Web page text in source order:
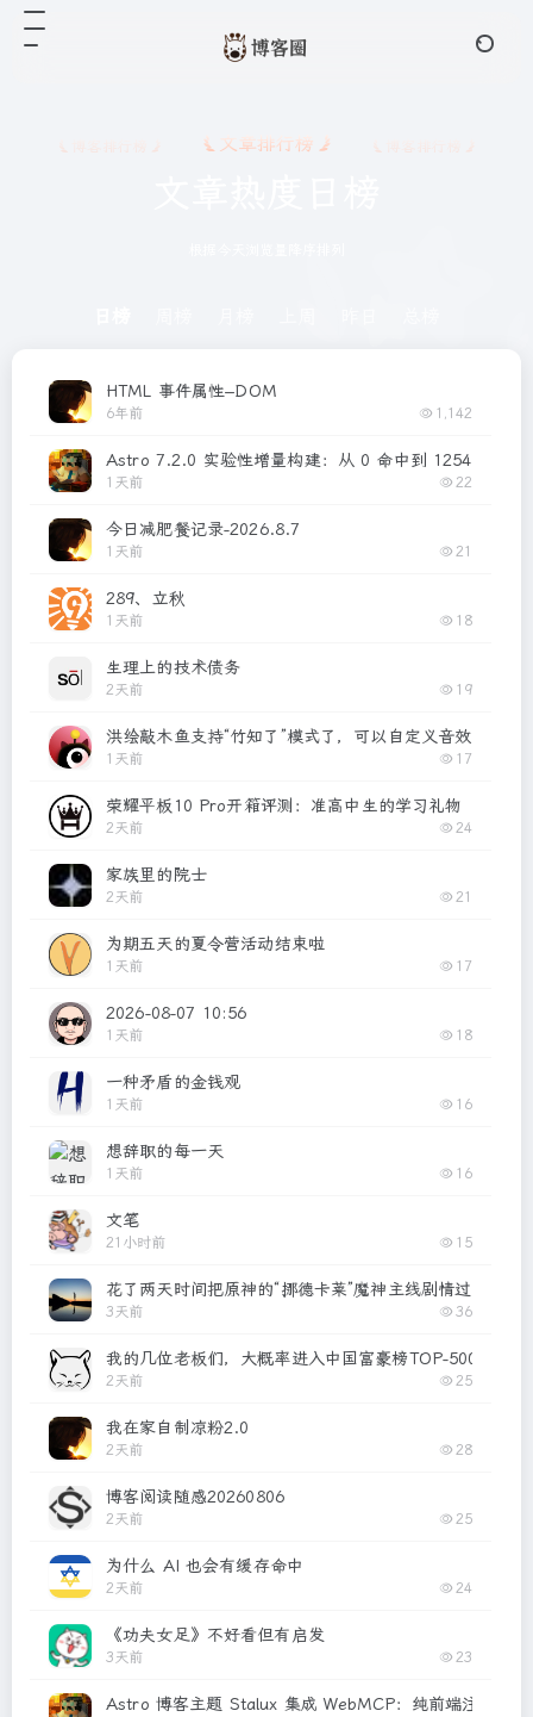
文章排行榜
HTML 事件属性–DOM
6年前 1,142
Astro 7.2.0 实验性增量构建：从 0 命中到 1254 个
1天前 22
今日减肥餐记录-2026.8.7
1天前 21
289、立秋
1天前 18
生理上的技术债务
2天前 19
洪绘敲木鱼支持“竹知了”模式了，可以自定义音效的电子
1天前 17
荣耀平板10 Pro开箱评测：准高中生的学习礼物
2天前 24
家族里的院士
2天前 21
为期五天的夏令营活动结束啦
1天前 17
2026-08-07 10:56
1天前 18
一种矛盾的金钱观
1天前 16
想辞职的每一天
1天前 16
文笔
21小时前 15
花了两天时间把原神的“挪德卡莱”魔神主线剧情过了，挺
3天前 36
我的几位老板们，大概率进入中国富豪榜TOP-500了
2天前 25
我在家自制凉粉2.0
2天前 28
博客阅读随感20260806
2天前 25
为什么 AI 也会有缓存命中
2天前 24
《功夫女足》不好看但有启发
3天前 23
Astro 博客主题 Stalux 集成 WebMCP：纯前端注册 7